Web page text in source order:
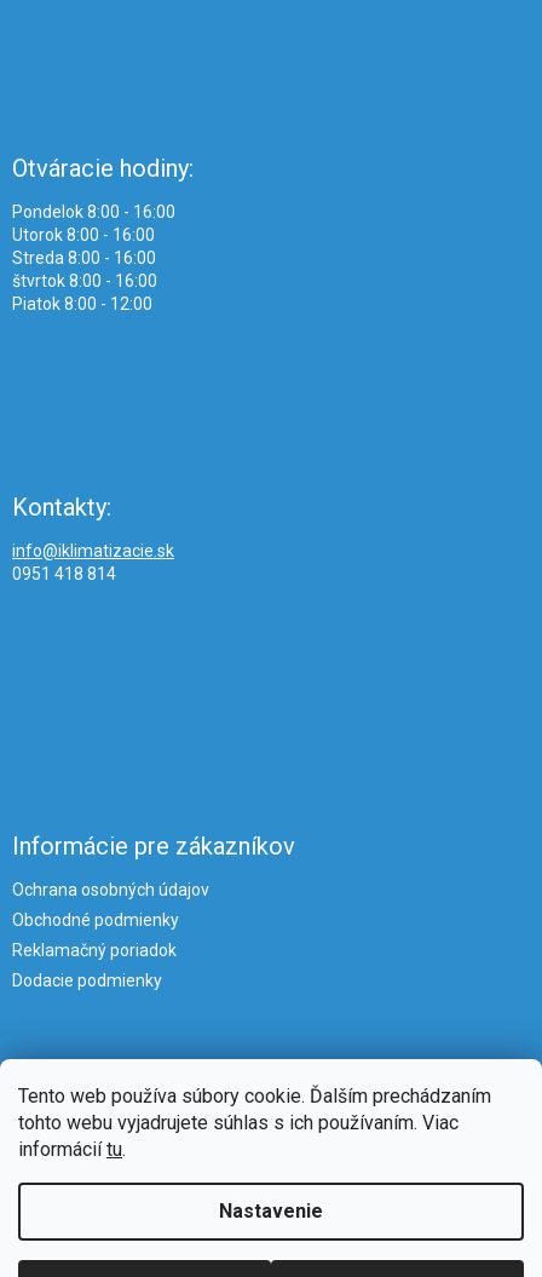
Tento web používa súbory cookie. Ďalším prechádzaním
tohto webu vyjadrujete súhlas s ich používaním. Viac
informáciítu.
Nastavenie
Otváracie hodiny:
Pondelok 8:00 - 16:00
Utorok 8:00 - 16:00
Streda 8:00 - 16:00
štvrtok 8:00 - 16:00
Piatok 8:00 - 12:00
Kontakty:
info@iklimatizacie.sk
0951 418 814
Informácie pre zákazníkov
Ochrana osobných údajov
Obchodné podmienky
Reklamačný poriadok
Dodacie podmienky
Copyright 2026iKlimatizacie. Všetky práva vyhradené.Upraviť